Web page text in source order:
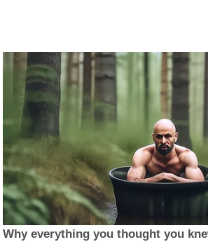
Why everything you thought you